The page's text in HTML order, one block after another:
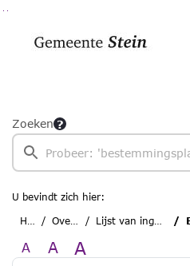
Zoeken
U bevindt zich hier:
Home
Overzichten Lijst van ingekomen stukken
A A A